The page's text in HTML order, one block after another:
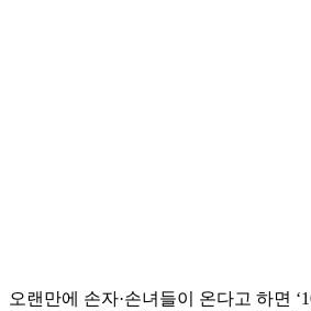
오랜만에 손자·손녀들이 온다고 하면